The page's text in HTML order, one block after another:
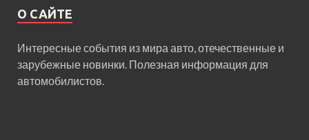
О САЙТЕ
Интересные события из мира авто, отечественные и
зарубежные новинки. Полезная информация для
автомобилистов.